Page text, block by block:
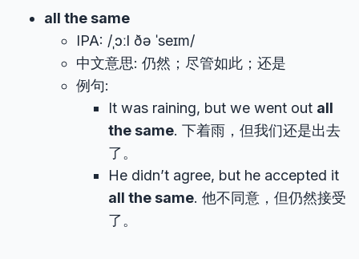
all the same
IPA: /ˌɔːl ðə ˈseɪm/
中文意思: 仍然；尽管如此；还是
例句:
It was raining, but we went out all
the same. 下着雨，但我们还是出去
了。
He didn’t agree, but he accepted it
all the same. 他不同意，但仍然接受
了。